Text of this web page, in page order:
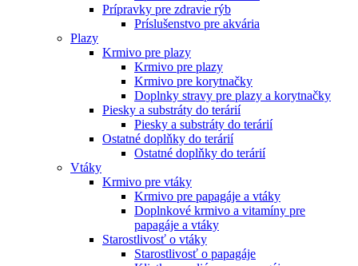
Prípravky pre zdravie rýb
Príslušenstvo pre akvária
Plazy
Krmivo pre plazy
Krmivo pre plazy
Krmivo pre korytnačky
Doplnky stravy pre plazy a korytnačky
Piesky a substráty do terárií
Piesky a substráty do terárií
Ostatné doplňky do terárií
Ostatné doplňky do terárií
Vtáky
Krmivo pre vtáky
Krmivo pre papagáje a vtáky
Doplnkové krmivo a vitamíny pre
papagáje a vtáky
Starostlivosť o vtáky
Starostlivosť o papagáje